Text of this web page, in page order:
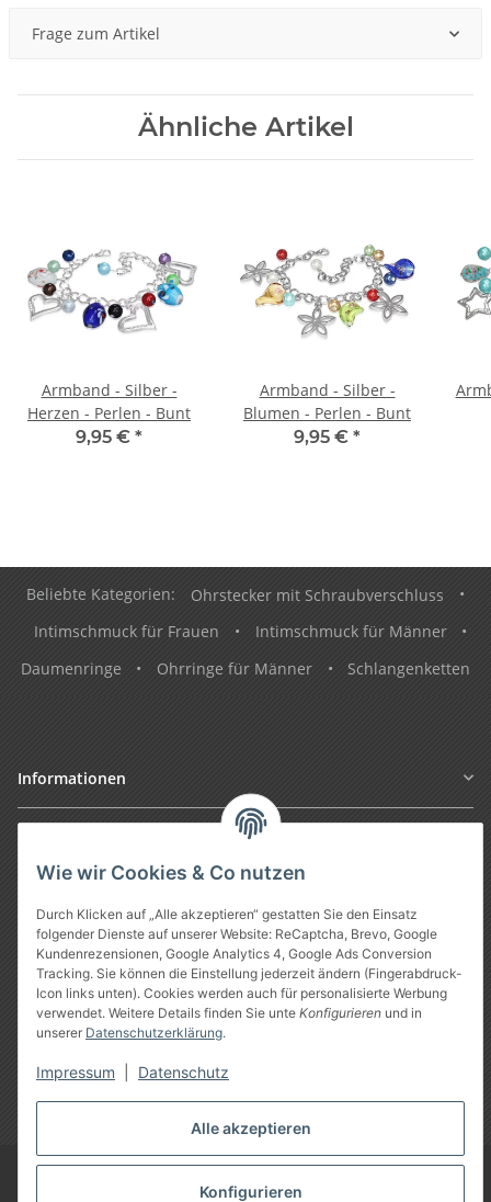
Alle akzeptieren
Konfigurieren
Wie wir Cookies & Co nutzen
Durch Klicken auf „Alle akzeptieren“ gestatten Sie den Einsatz
folgender Dienste auf unserer Website: ReCaptcha, Brevo, Google
Kundenrezensionen, Google Analytics 4, Google Ads Conversion
Tracking. Sie können die Einstellung jederzeit ändern (Fingerabdruck-
Icon links unten). Cookies werden auch für personalisierte Werbung
verwendet. Weitere Details finden Sie unte Konfigurieren und in
unserer Datenschutzerklärung.
Impressum Datenschutz
Frage zum Artikel
Ähnliche Artikel
Armband - Silber -
Herzen - Perlen - Bunt
9,95 € *
Armband - Silber -
Blumen - Perlen - Bunt
9,95 € *
Beliebte Kategorien: Ohrstecker mit Schraubverschluss
•
Intimschmuck für Frauen
• Intimschmuck für Männer
•
Daumenringe
• Ohrringe für Männer • Schlangenketten
Informationen
Vertrag widerrufen
Google Analytics deaktivieren
Treuheld-Piercing Shop